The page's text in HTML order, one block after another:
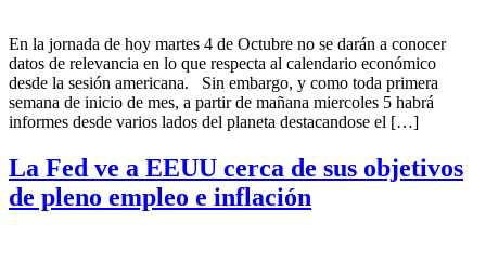
En la jornada de hoy martes 4 de Octubre no se darán a conocer
datos de relevancia en lo que respecta al calendario económico
desde la sesión americana. Sin embargo, y como toda primera
semana de inicio de mes, a partir de mañana miercoles 5 habrá
informes desde varios lados del planeta destacandose el […]
La Fed ve a EEUU cerca de sus objetivos
de pleno empleo e inflación